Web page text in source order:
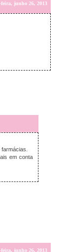
junho 26, 2013
26, 2013
em conta
junho 26, 2013